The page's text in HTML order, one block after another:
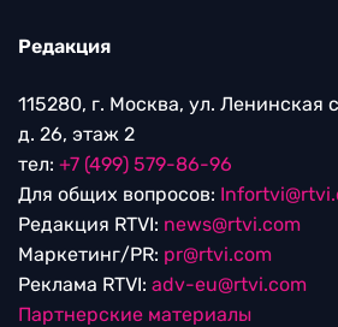
Редакция
115280, г. Москва, ул. Ленинская
д. 26, этаж 2
тел: +7 (499) 579-86-96
Для общих вопросов:
Редакция RTVI: news@rtvi.com
Маркетинг/PR: pr@rtvi.com
Реклама RTVI: adv-eu@rtvi.com
Партнерские материалы